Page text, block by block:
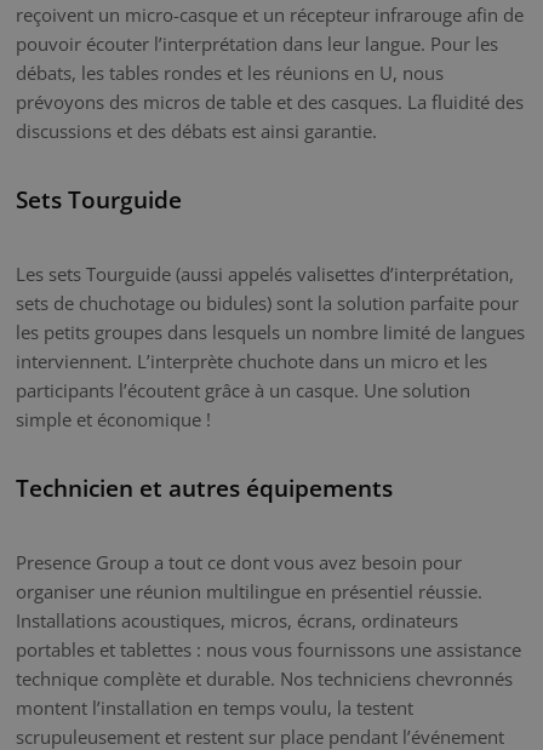
reçoivent un micro-casque et un récepteur infrarouge afin de
pouvoir écouter l’interprétation dans leur langue. Pour les
débats, les tables rondes et les réunions en U, nous
prévoyons des micros de table et des casques. La fluidité des
discussions et des débats est ainsi garantie.
Sets Tourguide
Les sets Tourguide (aussi appelés valisettes d’interprétation,
sets de chuchotage ou bidules) sont la solution parfaite pour
les petits groupes dans lesquels un nombre limité de langues
interviennent. L’interprète chuchote dans un micro et les
participants l’écoutent grâce à un casque. Une solution
simple et économique !
Technicien et autres équipements
Presence Group a tout ce dont vous avez besoin pour
organiser une réunion multilingue en présentiel réussie.
Installations acoustiques, micros, écrans, ordinateurs
portables et tablettes : nous vous fournissons une assistance
technique complète et durable. Nos techniciens chevronnés
montent l’installation en temps voulu, la testent
scrupuleusement et restent sur place pendant l’événement